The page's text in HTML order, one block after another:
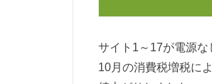
サイト1～17が電源な
10月の消費税増税に